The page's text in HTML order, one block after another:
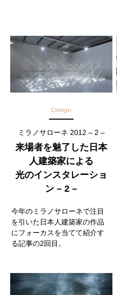
Design
ミラノサローネ 2012 – 2 –
来場者を魅了した日本
人建築家による
光のインスタレーショ
ン – 2 –
今年のミラノサローネで注目
を引いた日本人建築家の作品
にフォーカスを当てて紹介す
る記事の2回目。